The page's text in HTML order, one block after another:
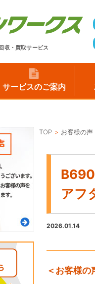
収・買取サービス
サービスのご案内
TOP お客様の声
アフ
2026.01.14
＜お客様の